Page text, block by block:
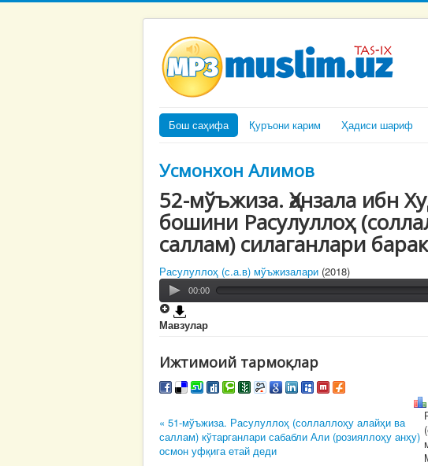
Бош саҳифа Қуръони карим Ҳадиси шариф
Усмонхон Алимов
52-мўъжиза. Ҳанзала ибн
бошини Расулуллоҳ
саллам) силаганлари
Расулуллоҳ (с.а.в) мўъжизалари (2018)
00:00
Мавзулар
Ижтимоий тармоқлар
« 51-мўъжиза. Расулуллоҳ (соллаллоҳу алайҳи ва
саллам) кўтарганлари сабабли Али (розияллоҳу анҳу)
осмон уфқига етай деди